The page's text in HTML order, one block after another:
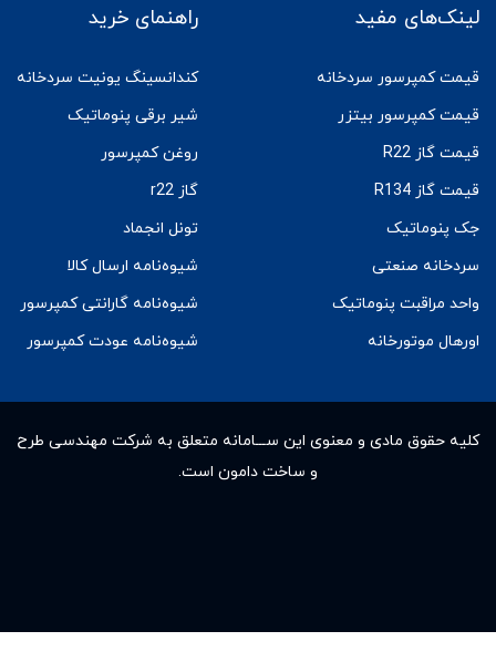
لینک‌های مفید
قیمت کمپرسور سردخانه
قیمت کمپرسور بیتزر
قیمت گاز R22
قیمت گاز R134
جک پنوماتیک
سردخانه صنعتی
واحد مراقبت پنوماتیک
اورهال موتورخانه
راهنمای خرید
کندانسینگ یونیت سردخانه
شیر برقی پنوماتیک
روغن کمپرسور
گاز r22
تونل انجماد
شیوه‌نامه ارسال کالا
شیوه‌نامه گارانتی کمپرسور
شیوه‌نامه عودت کمپرسور
کلیه حقوق مادى و معنوى این ســـامانه متعلق به شرکت مهندسی طرح
و ساخت دامون است.